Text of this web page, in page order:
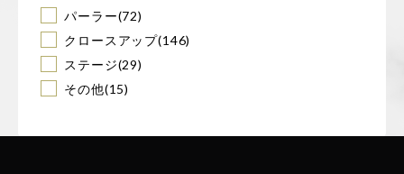
パーラー(72)
クロースアップ(146)
ステージ(29)
その他(15)